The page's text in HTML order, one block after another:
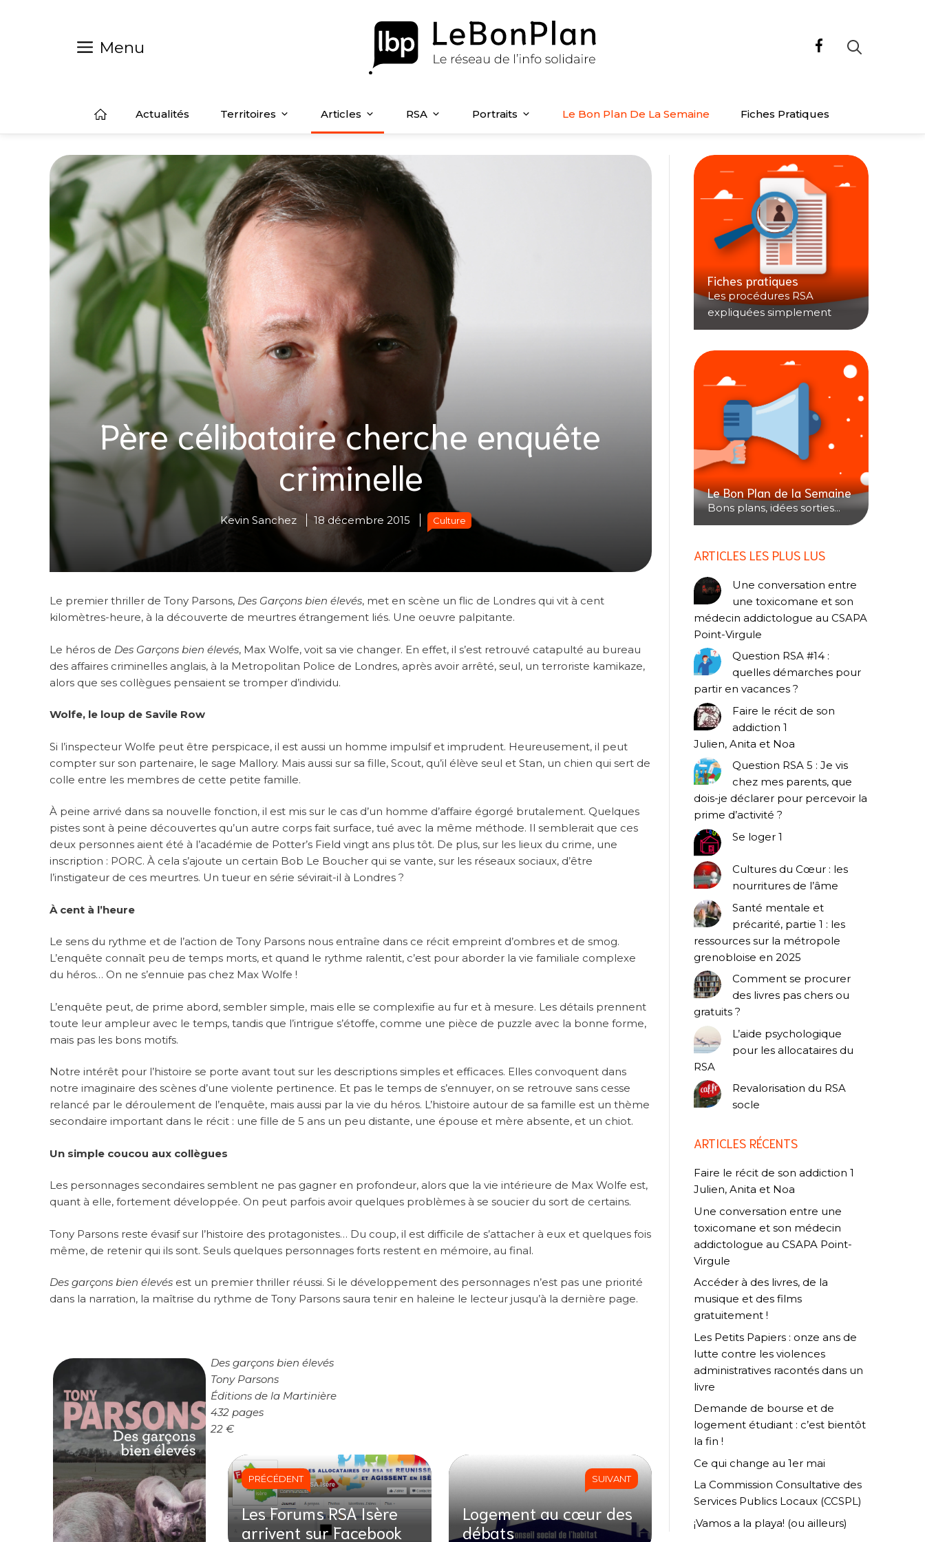
Menu
Actualités Territoires Articles RSA Portraits Le Bon Plan De La Semaine Fiches Pratiques
Père célibataire cherche enquête
criminelle
Kevin Sanchez 18 décembre 2015 Culture
Le premier thriller de Tony Parsons, Des Garçons bien élevés, met en scène un flic de Londres qui vit à cent
kilomètres-heure, à la découverte de meurtres étrangement liés. Une oeuvre palpitante.
Le héros de Des Garçons bien élevés, Max Wolfe, voit sa vie changer. En effet, il s’est retrouvé catapulté au bureau
des affaires criminelles anglais, à la Metropolitan Police de Londres, après avoir arrêté, seul, un terroriste kamikaze,
alors que ses collègues pensaient se tromper d’individu.
Wolfe, le loup de Savile Row
Si l’inspecteur Wolfe peut être perspicace, il est aussi un homme impulsif et imprudent. Heureusement, il peut
compter sur son partenaire, le sage Mallory. Mais aussi sur sa fille, Scout, qu’il élève seul et Stan, un chien qui sert de
colle entre les membres de cette petite famille.
À peine arrivé dans sa nouvelle fonction, il est mis sur le cas d’un homme d’affaire égorgé brutalement. Quelques
pistes sont à peine découvertes qu’un autre corps fait surface, tué avec la même méthode. Il semblerait que ces
deux personnes aient été à l’académie de Potter’s Field vingt ans plus tôt. De plus, sur les lieux du crime, une
inscription : PORC. À cela s’ajoute un certain Bob Le Boucher qui se vante, sur les réseaux sociaux, d’être
l’instigateur de ces meurtres. Un tueur en série sévirait-il à Londres ?
À cent à l’heure
Le sens du rythme et de l’action de Tony Parsons nous entraîne dans ce récit empreint d’ombres et de smog.
L’enquête connaît peu de temps morts, et quand le rythme ralentit, c’est pour aborder la vie familiale complexe
du héros… On ne s’ennuie pas chez Max Wolfe !
L’enquête peut, de prime abord, sembler simple, mais elle se complexifie au fur et à mesure. Les détails prennent
toute leur ampleur avec le temps, tandis que l’intrigue s’étoffe, comme une pièce de puzzle avec la bonne forme,
mais pas les bons motifs.
Notre intérêt pour l’histoire se porte avant tout sur les descriptions simples et efficaces. Elles convoquent dans
notre imaginaire des scènes d’une violente pertinence. Et pas le temps de s’ennuyer, on se retrouve sans cesse
relancé par le déroulement de l’enquête, mais aussi par la vie du héros. L’histoire autour de sa famille est un thème
secondaire important dans le récit : une fille de 5 ans un peu distante, une épouse et mère absente, et un chiot.
Un simple coucou aux collègues
Les personnages secondaires semblent ne pas gagner en profondeur, alors que la vie intérieure de Max Wolfe est,
quant à elle, fortement développée. On peut parfois avoir quelques problèmes à se soucier du sort de certains.
Tony Parsons reste évasif sur l’histoire des protagonistes… Du coup, il est difficile de s’attacher à eux et quelques fois
même, de retenir qui ils sont. Seuls quelques personnages forts restent en mémoire, au final.
Des garçons bien élevés est un premier thriller réussi. Si le développement des personnages n’est pas une priorité
dans la narration, la maîtrise du rythme de Tony Parsons saura tenir en haleine le lecteur jusqu’à la dernière page.
Des garçons bien élevés
Tony Parsons
Éditions de la Martinière
432 pages
22 €
PRÉCÉDENT
Les Forums RSA Isère
arrivent sur Facebook
SUIVANT
Logement au cœur des
débats
Fiches pratiques
Les procédures RSA
expliquées simplement
Le Bon Plan de la Semaine
Bons plans, idées sorties...
ARTICLES LES PLUS LUS
Une conversation entre
une toxicomane et son
médecin addictologue au CSAPA
Point-Virgule
Question RSA #14 :
quelles démarches pour
partir en vacances ?
Faire le récit de son
addiction 1
Julien, Anita et Noa
Question RSA 5 : Je vis
chez mes parents, que
dois-je déclarer pour percevoir la
prime d’activité ?
Se loger 1
Cultures du Cœur : les
nourritures de l’âme
Santé mentale et
précarité, partie 1 : les
ressources sur la métropole
grenobloise en 2025
Comment se procurer
des livres pas chers ou
gratuits ?
L’aide psychologique
pour les allocataires du
RSA
Revalorisation du RSA
socle
ARTICLES RÉCENTS
Faire le récit de son addiction 1
Julien, Anita et Noa
Une conversation entre une
toxicomane et son médecin
addictologue au CSAPA Point-
Virgule
Accéder à des livres, de la
musique et des films
gratuitement !
Les Petits Papiers : onze ans de
lutte contre les violences
administratives racontés dans un
livre
Demande de bourse et de
logement étudiant : c’est bientôt
la fin !
Ce qui change au 1er mai
La Commission Consultative des
Services Publics Locaux (CCSPL)
¡Vamos a la playa! (ou ailleurs)